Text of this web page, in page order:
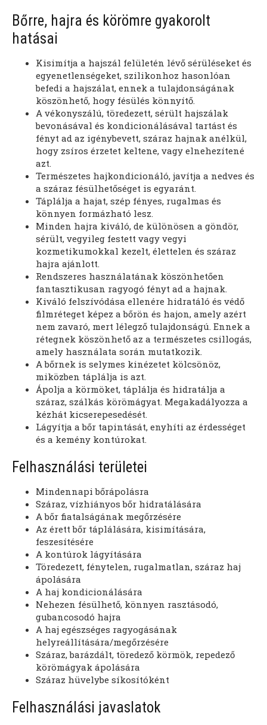
Bőrre, hajra és körömre gyakorolt
hatásai
Kisimítja a hajszál felületén lévő sérüléseket és
egyenetlenségeket, szilikonhoz hasonlóan
befedi a hajszálat, ennek a tulajdonságának
köszönhető, hogy fésülés könnyítő.
A vékonyszálú, töredezett, sérült hajszálak
bevonásával és kondicionálásával tartást és
fényt ad az igénybevett, száraz hajnak anélkül,
hogy zsíros érzetet keltene, vagy elnehezítené
azt.
Természetes hajkondicionáló, javítja a nedves és
a száraz fésülhetőséget is egyaránt.
Táplálja a hajat, szép fényes, rugalmas és
könnyen formázható lesz.
Minden hajra kiváló, de különösen a göndör,
sérült, vegyileg festett vagy vegyi
kozmetikumokkal kezelt, élettelen és száraz
hajra ajánlott.
Rendszeres használatának köszönhetően
fantasztikusan ragyogó fényt ad a hajnak.
Kiváló felszívódása ellenére hidratáló és védő
filmréteget képez a bőrön és hajon, amely azért
nem zavaró, mert lélegző tulajdonságú. Ennek a
rétegnek köszönhető az a természetes csillogás,
amely használata során mutatkozik.
A bőrnek is selymes kinézetet kölcsönöz,
miközben táplálja is azt.
Ápolja a körmöket, táplálja és hidratálja a
száraz, szálkás körömágyat. Megakadályozza a
kézhát kicserepesedését.
Lágyítja a bőr tapintását, enyhíti az érdességet
és a kemény kontúrokat.
Felhasználási területei
Mindennapi bőrápolásra
Száraz, vízhiányos bőr hidratálására
A bőr fiatalságának megőrzésére
Az érett bőr táplálására, kisimítására,
feszesítésére
A kontúrok lágyítására
Töredezett, fénytelen, rugalmatlan, száraz haj
ápolására
A haj kondicionálására
Nehezen fésülhető, könnyen rasztásodó,
gubancosodó hajra
A haj egészséges ragyogásának
helyreállítására/megőrzésére
Száraz, barázdált, töredező körmök, repedező
körömágyak ápolására
Száraz hüvelybe síkosítóként
Felhasználási javaslatok